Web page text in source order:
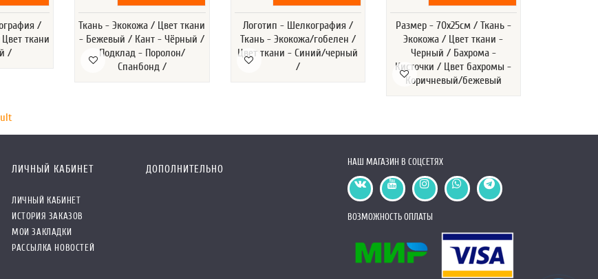
/
ткани
/
Ткань - Экокожа / Цвет ткани
- Бежевый / Кант - Чёрный /
Подклад - Поролон/
Спанбонд /
Логотип - Шелкография /
Ткань - Экокожа/гобелен /
Цвет ткани - Синий/черный
/
Размер - 70х25см / Ткань -
Экокожа / Цвет ткани -
Черный / Бахрома -
Кисточки / Цвет бахромы -
Коричневый/бежевый
ЛИЧНЫЙ КАБИНЕТ
ЛИЧНЫЙ КАБИНЕТ
ИСТОРИЯ ЗАКАЗОВ
МОИ ЗАКЛАДКИ
РАССЫЛКА НОВОСТЕЙ
ДОПОЛНИТЕЛЬНО
НАШ МАГАЗИН В СОЦСЕТЯХ
ВОЗМОЖНОСТЬ ОПЛАТЫ